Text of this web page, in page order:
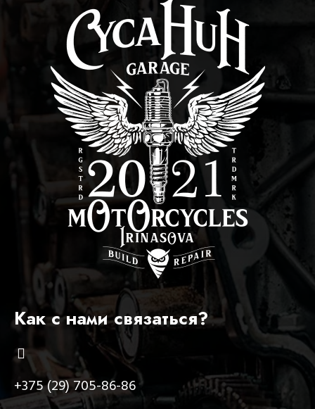
Как с нами связаться?
+375 (29) 705-86-86